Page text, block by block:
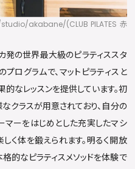
akabane/(CLUB PILATES 赤
発の世界最大級のピラティススタ
ログラムで、マットピラティスと
なレッスンを提供しています。初
クラスが用意されており、自分の
マーをはじめとした充実したマシ
く体を鍛えられます。明るく開放
的なピラティスメソッドを体験で